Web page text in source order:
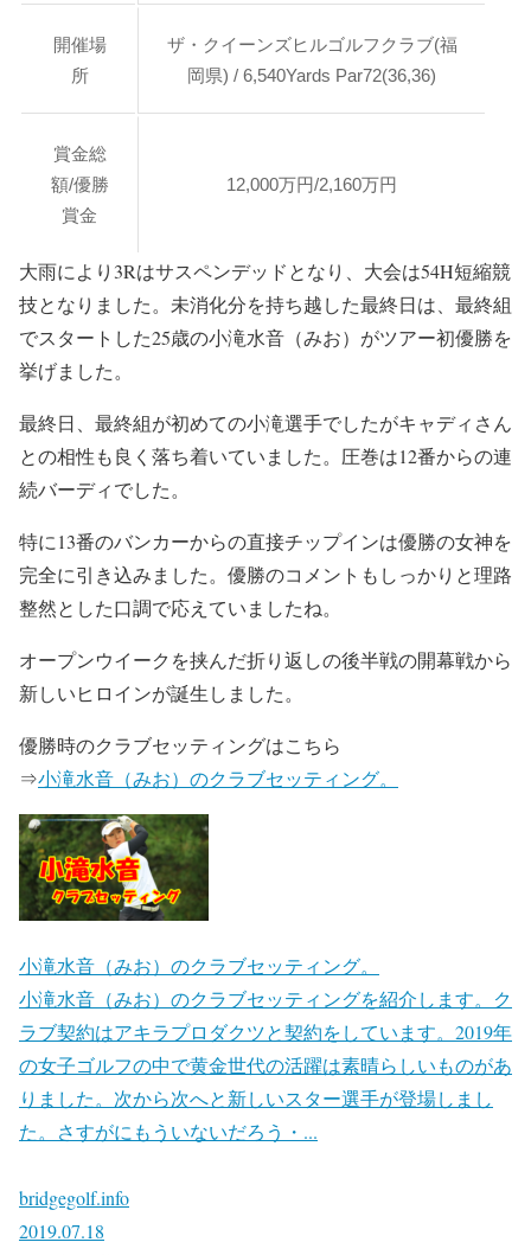
開催場
所
ザ・クイーンズヒルゴルフクラブ(福
岡県) / 6,540Yards Par72(36,36)
賞金総
額/優勝
賞金
12,000万円/2,160万円
大雨により3Rはサスペンデッドとなり、大会は54H短縮競
技となりました。未消化分を持ち越した最終日は、最終組
でスタートした25歳の小滝水音（みお）がツアー初優勝を
挙げました。
最終日、最終組が初めての小滝選手でしたがキャディさん
との相性も良く落ち着いていました。圧巻は12番からの連
続バーディでした。
特に13番のバンカーからの直接チップインは優勝の女神を
完全に引き込みました。優勝のコメントもしっかりと理路
整然とした口調で応えていましたね。
オープンウイークを挟んだ折り返しの後半戦の開幕戦から
新しいヒロインが誕生しました。
優勝時のクラブセッティングはこちら
⇒小滝水音（みお）のクラブセッティング。
小滝水音（みお）のクラブセッティング。
小滝水音（みお）のクラブセッティングを紹介します。ク
ラブ契約はアキラプロダクツと契約をしています。2019年
の女子ゴルフの中で黄金世代の活躍は素晴らしいものがあ
りました。次から次へと新しいスター選手が登場しまし
た。さすがにもういないだろう・...
bridgegolf.info
2019.07.18